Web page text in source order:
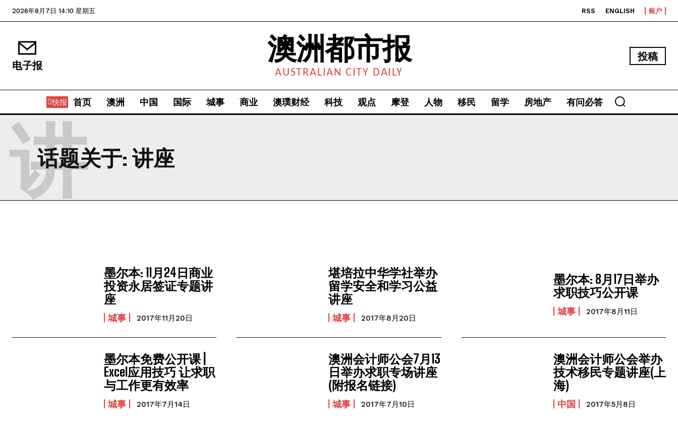
2026年8月7日 14:10 星期五 RSS ENGLISH 账户
电子报 澳洲都市报
AUSTRALIAN CITY DAILY
投稿
快报 首页 澳洲 中国 国际 城事 商业 澳璞财经 科技 观点 摩登 人物 移民 留学 房地产 有问必答
话题关于: 讲座
讲
墨尔本: 11月24日商业
投资永居签证专题讲
座
城事 2017年11月20日
堪培拉中华学社举办
留学安全和学习公益
讲座
城事 2017年8月20日
墨尔本: 8月17日举办
求职技巧公开课
城事 2017年8月11日
墨尔本免费公开课 |
Excel应用技巧 让求职
与工作更有效率
城事 2017年7月14日
澳洲会计师公会7月13
日举办求职专场讲座
(附报名链接)
城事 2017年7月10日
澳洲会计师公会举办
技术移民专题讲座(上
海)
中国 2017年5月8日